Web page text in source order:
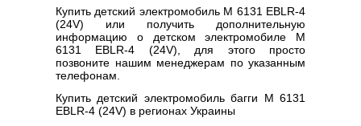
Купить детский электромобиль M 6131 EBLR-4
(24V) или получить дополнительную
информацию о детском электромобиле M
6131 EBLR-4 (24V), для этого просто
позвоните нашим менеджерам по указанным
телефонам.
Купить детский электромобиль багги M 6131
EBLR-4 (24V) в регионах Украины